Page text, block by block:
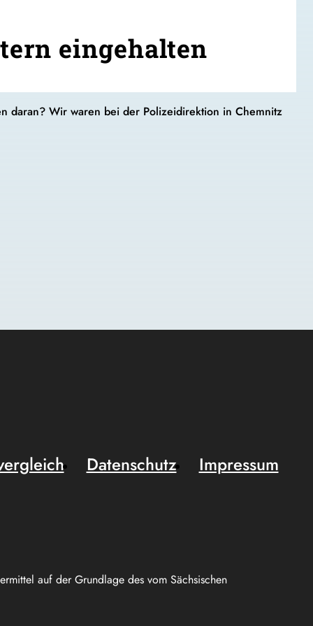
eingehalten
daran? Wir waren bei der Polizeidirektion in Chemnitz
auf der Grundlage des vom Sächsischen
Datenschutz
Impressum